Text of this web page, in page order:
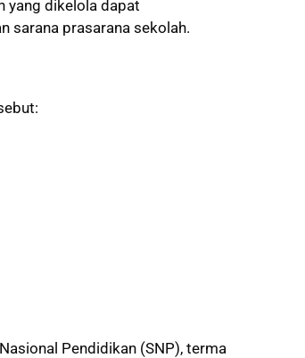
yang dikelola dapat
sarana prasarana sekolah.
Pendidikan (SNP), termasuk